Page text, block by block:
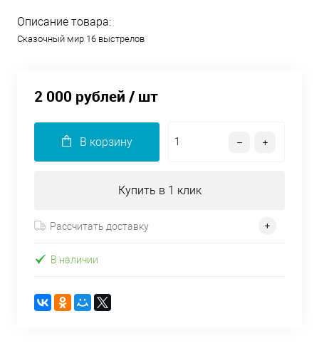
Описание товара:
Сказочный мир 16 выстрелов
2 000 рублей / шт
В корзину
Купить в 1 клик
Рассчитать доставку
В наличии